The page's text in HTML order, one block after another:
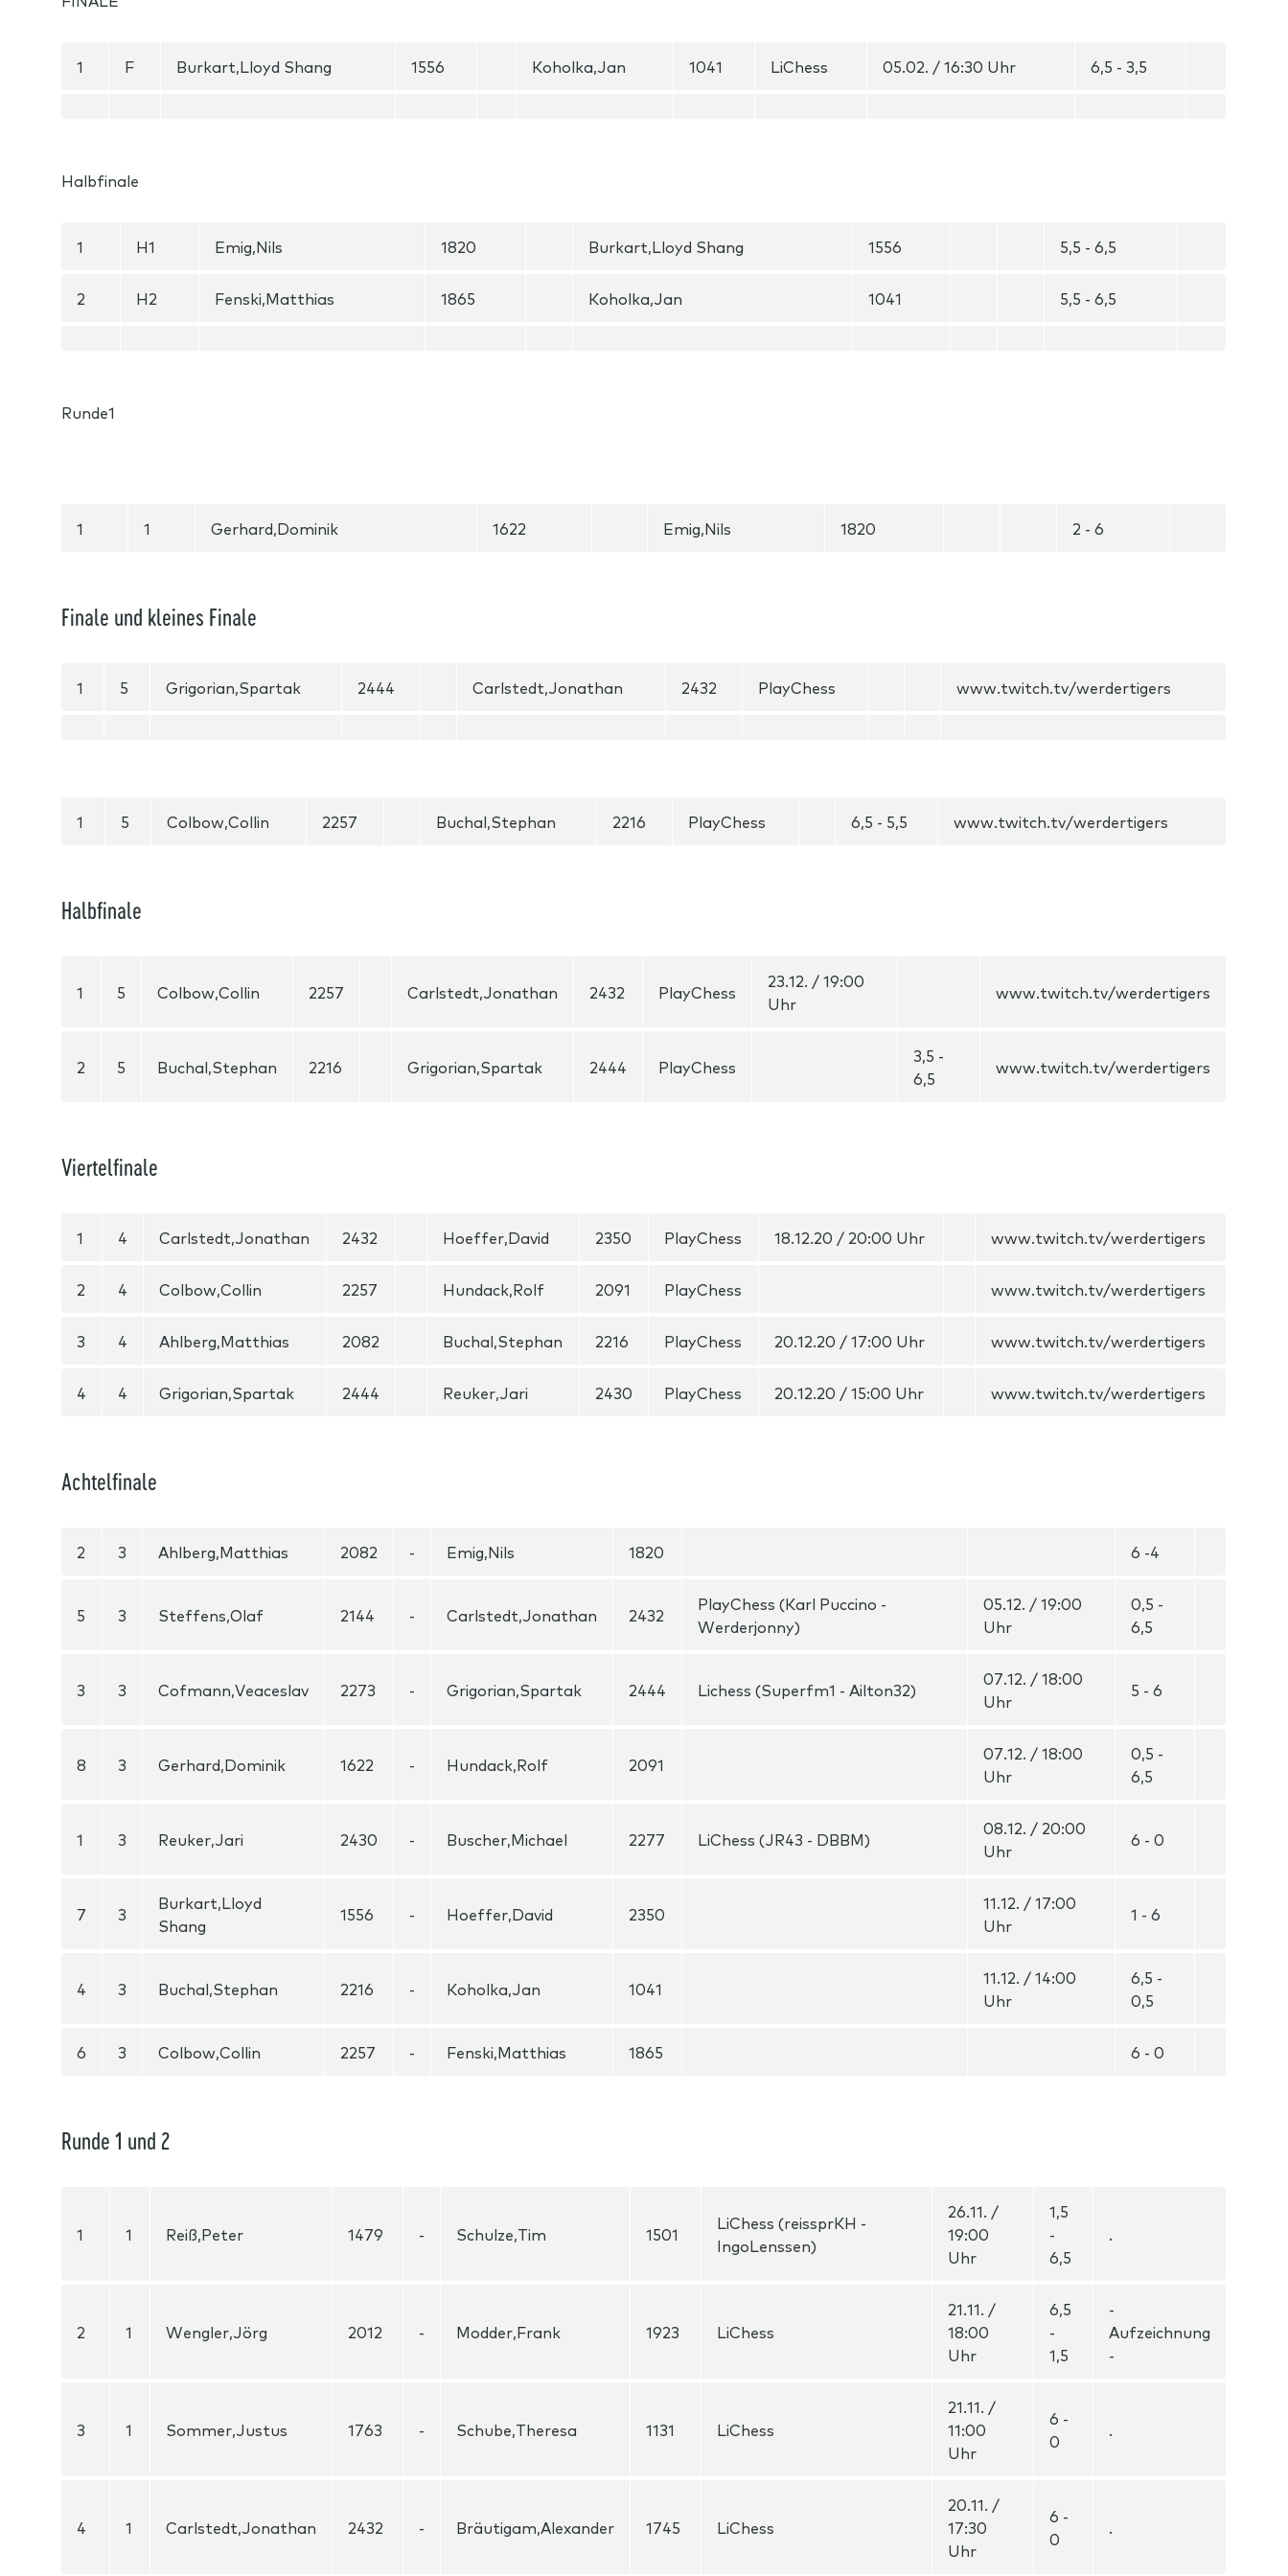
1 F Burkart,Lloyd Shang 1556 Koholka,Jan 1041 LiChess 05.02. / 16:30 Uhr 6,5 - 3,5
Halbfinale
1 H1 Emig,Nils 1820 Burkart,Lloyd Shang 1556 5,5 - 6,5
2 H2 Fenski,Matthias 1865 Koholka,Jan 1041 5,5 - 6,5
Runde1
1 1 Gerhard,Dominik 1622 Emig,Nils 1820 2 - 6
Finale und kleines Finale
1 5 Grigorian,Spartak 2444 Carlstedt,Jonathan 2432 PlayChess www.twitch.tv/werdertigers
1 5 Colbow,Collin 2257 Buchal,Stephan 2216 PlayChess 6,5 - 5,5 www.twitch.tv/werdertigers
Halbfinale
1 5 Colbow,Collin 2257 Carlstedt,Jonathan 2432 PlayChess
23.12. / 19:00
Uhr
www.twitch.tv/werdertigers
2 5 Buchal,Stephan 2216 Grigorian,Spartak 2444 PlayChess
3,5 -
6,5
www.twitch.tv/werdertigers
Viertelfinale
1 4 Carlstedt,Jonathan 2432 Hoeffer,David 2350 PlayChess 18.12.20 / 20:00 Uhr www.twitch.tv/werdertigers
2 4 Colbow,Collin 2257 Hundack,Rolf 2091 PlayChess www.twitch.tv/werdertigers
3 4 Ahlberg,Matthias 2082 Buchal,Stephan 2216 PlayChess 20.12.20 / 17:00 Uhr www.twitch.tv/werdertigers
4 4 Grigorian,Spartak 2444 Reuker,Jari 2430 PlayChess 20.12.20 / 15:00 Uhr www.twitch.tv/werdertigers
Achtelfinale
2 3 Ahlberg,Matthias 2082 - Emig,Nils 1820 6 -4
5 3 Steffens,Olaf 2144 - Carlstedt,Jonathan 2432
PlayChess (Karl Puccino -
Werderjonny)
05.12. / 19:00
Uhr
0,5 -
6,5
3 3 Cofmann,Veaceslav 2273 - Grigorian,Spartak 2444 Lichess (Superfm1 - Ailton32)
07.12. / 18:00
Uhr
5 - 6
8 3 Gerhard,Dominik 1622 - Hundack,Rolf 2091
07.12. / 18:00
Uhr
0,5 -
6,5
1 3 Reuker,Jari 2430 - Buscher,Michael 2277 LiChess (JR43 - DBBM)
08.12. / 20:00
Uhr
6 - 0
7 3
Burkart,Lloyd
Shang
1556 - Hoeffer,David 2350
11.12. / 17:00
Uhr
1 - 6
4 3 Buchal,Stephan 2216 - Koholka,Jan 1041
11.12. / 14:00
Uhr
6,5 -
0,5
6 3 Colbow,Collin 2257 - Fenski,Matthias 1865 6 - 0
Runde 1 und 2
1 1 Reiß,Peter 1479 - Schulze,Tim 1501
LiChess (reissprKH -
IngoLenssen)
26.11. /
19:00
Uhr
1,5
-
6,5
.
2 1 Wengler,Jörg 2012 - Modder,Frank 1923 LiChess
21.11. /
18:00
Uhr
6,5
-
1,5
-
Aufzeichnung
-
3 1 Sommer,Justus 1763 - Schube,Theresa 1131 LiChess
21.11. /
11:00
Uhr
6 -
0
.
4 1 Carlstedt,Jonathan 2432 - Bräutigam,Alexander 1745 LiChess
20.11. /
17:30
Uhr
6 -
0
.